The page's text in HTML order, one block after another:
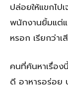
ปล่อยให้แขกไป
พนักงานยิ้มแต่
หรอก เรียกว่าเ
คนที่ค้นหาเรื่อง
ดี อาหารอร่อย